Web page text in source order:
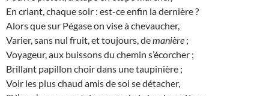
En criant, chaque soir : est-ce enfin la dernière ?
Alors que sur Pégase on vise à chevaucher,
Varier, sans nul fruit, et toujours, demanière ;
Voyageur, aux buissons du chemin s’écorcher ;
Brillant papillon choir dans une taupinière ;
Voir les plus chaud amis de soi se détacher,